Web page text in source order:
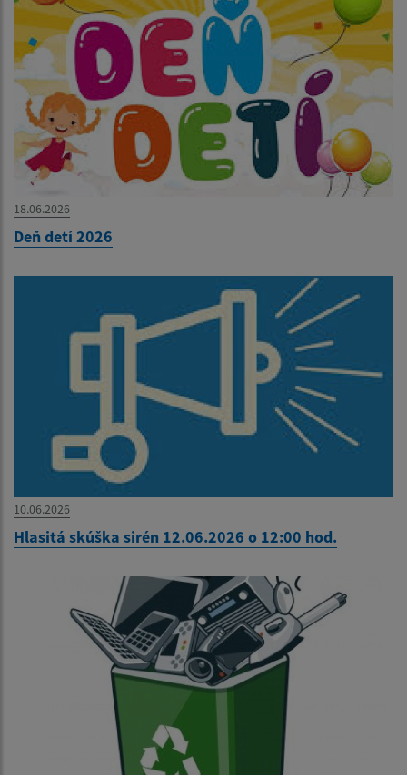
18.06.2026
Deň detí 2026
10.06.2026
Hlasitá skúška sirén 12.06.2026 o 12:00 hod.